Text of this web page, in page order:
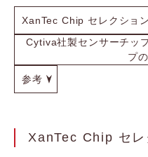
XanTec Chip セレクショ
Cytiva社製センサーチッ
プ
参考
XanTec Chip セレ